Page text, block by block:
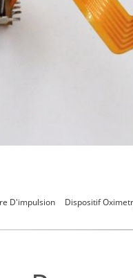
D'impulsion Dispositif